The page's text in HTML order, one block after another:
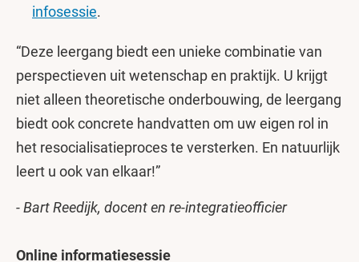
infosessie.
“Deze leergang biedt een unieke combinatie van
perspectieven uit wetenschap en praktijk. U krijgt
niet alleen theoretische onderbouwing, de leergang
biedt ook concrete handvatten om uw eigen rol in
het resocialisatieproces te versterken. En natuurlijk
leert u ook van elkaar!”
- Bart Reedijk, docent en re-integratieofficier
Online informatiesessie